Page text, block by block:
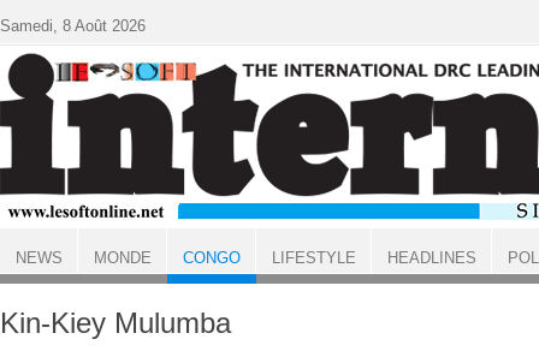
ACCUEIL CONGO
Kin-Kiey Mulumba
Samedi, 8 Août 2026
NEWS MONDE CONGO LIFESTYLE HEADLINES